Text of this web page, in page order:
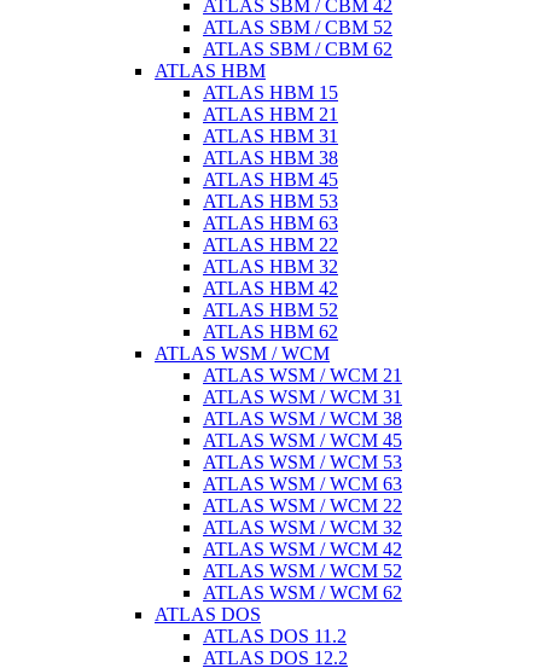
ATLAS SBM / CBM 42
ATLAS SBM / CBM 52
ATLAS SBM / CBM 62
ATLAS HBM
ATLAS HBM 15
ATLAS HBM 21
ATLAS HBM 31
ATLAS HBM 38
ATLAS HBM 45
ATLAS HBM 53
ATLAS HBM 63
ATLAS HBM 22
ATLAS HBM 32
ATLAS HBM 42
ATLAS HBM 52
ATLAS HBM 62
ATLAS WSM / WCM
ATLAS WSM / WCM 21
ATLAS WSM / WCM 31
ATLAS WSM / WCM 38
ATLAS WSM / WCM 45
ATLAS WSM / WCM 53
ATLAS WSM / WCM 63
ATLAS WSM / WCM 22
ATLAS WSM / WCM 32
ATLAS WSM / WCM 42
ATLAS WSM / WCM 52
ATLAS WSM / WCM 62
ATLAS DOS
ATLAS DOS 11.2
ATLAS DOS 12.2